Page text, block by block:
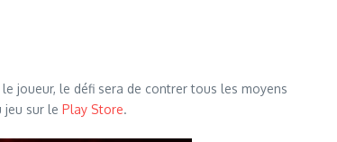
joueur, le défi sera de contrer tous les moyens
jeu sur le Play Store.